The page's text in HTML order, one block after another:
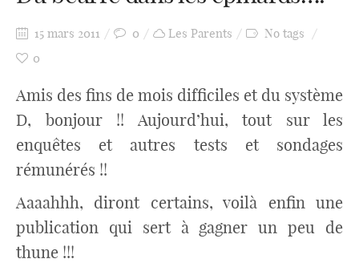
15 mars 2011 0 Les Parents
No tags
0
Amis des fins de mois difficiles et du système
D, bonjour !! Aujourd’hui, tout sur les
enquêtes et autres tests et sondages
rémunérés !!
Aaaahhh, diront certains, voilà enfin une
publication qui sert à gagner un peu de
thune !!!